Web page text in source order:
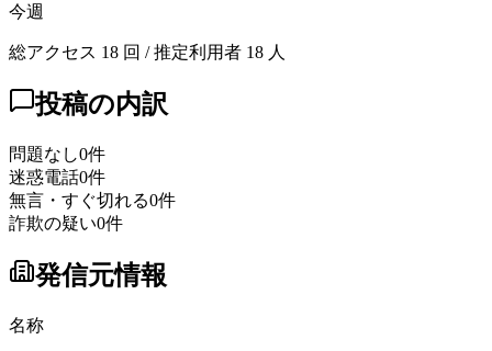
今週
総アクセス 18 回 / 推定利用者 18 人
投稿の内訳
問題なし0件
迷惑電話0件
無言・すぐ切れる0件
詐欺の疑い0件
発信元情報
名称